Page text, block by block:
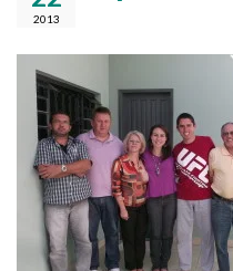
2013